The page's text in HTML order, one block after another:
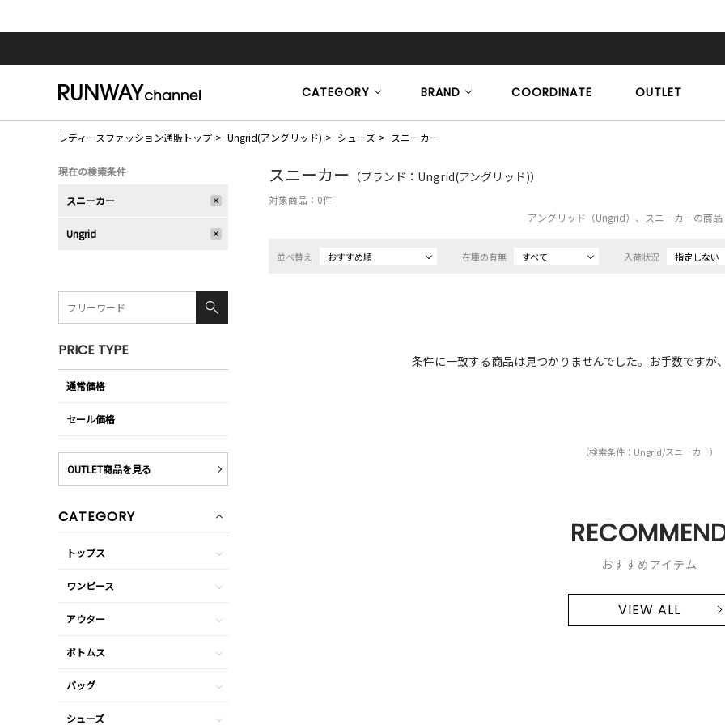
CATEGORY BRAND COORDINATE OUTLET
レディースファッション通販トップ Ungrid(アングリッド) シューズ スニーカー
スニーカー （ブランド：Ungrid(アングリッド)）
対象商品： 0件
アングリッド（Ungrid）、スニーカーの商品
並べ替え おすすめ順 在庫の有無 すべて 入荷状況 指定しない
条件に一致する商品は見つかりませんでした。お手数ですが
（検索条件：Ungrid/スニーカー）
おすすめアイテム
VIEW ALL
現在の検索条件
スニーカー
Ungrid
PRICE TYPE
通常価格
セール価格
OUTLET商品を見る
CATEGORY
トップス
ワンピース
アウター
ボトムス
バッグ
シューズ